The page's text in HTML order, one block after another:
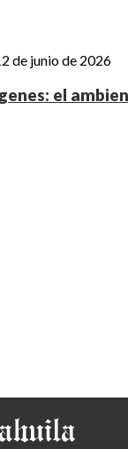
de junio de 2026
el